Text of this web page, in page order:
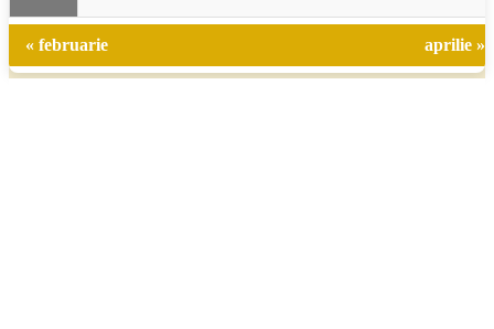
« februarie aprilie »